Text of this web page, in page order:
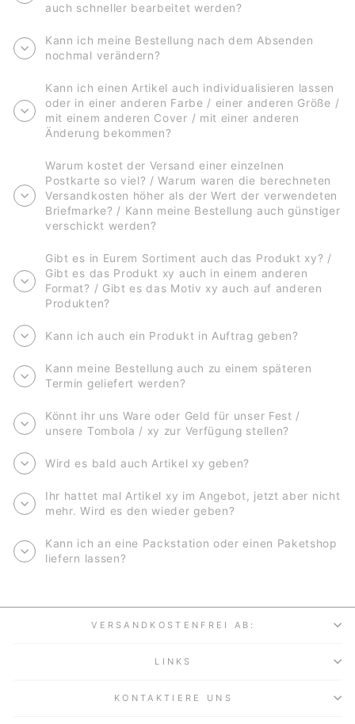
auch schneller bearbeitet werden?
Kann ich meine Bestellung nach dem Absenden
nochmal verändern?
Kann ich einen Artikel auch individualisieren lassen
oder in einer anderen Farbe / einer anderen Größe /
mit einem anderen Cover / mit einer anderen
Änderung bekommen?
Warum kostet der Versand einer einzelnen
Postkarte so viel? / Warum waren die berechneten
Versandkosten höher als der Wert der verwendeten
Briefmarke? / Kann meine Bestellung auch günstiger
verschickt werden?
Gibt es in Eurem Sortiment auch das Produkt xy? /
Gibt es das Produkt xy auch in einem anderen
Format? / Gibt es das Motiv xy auch auf anderen
Produkten?
Kann ich auch ein Produkt in Auftrag geben?
Kann meine Bestellung auch zu einem späteren
Termin geliefert werden?
Könnt ihr uns Ware oder Geld für unser Fest /
unsere Tombola / xy zur Verfügung stellen?
Wird es bald auch Artikel xy geben?
Ihr hattet mal Artikel xy im Angebot, jetzt aber nicht
mehr. Wird es den wieder geben?
Kann ich an eine Packstation oder einen Paketshop
liefern lassen?
VERSANDKOSTENFREI AB:
LINKS
KONTAKTIERE UNS